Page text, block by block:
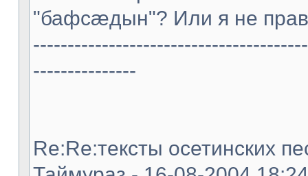
"бафсæдын"? Или я не
---------------
Re:Re:тексты осетинских